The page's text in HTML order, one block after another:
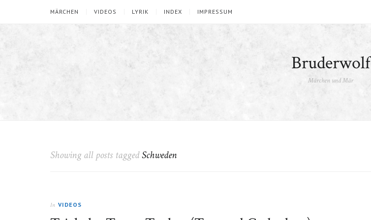
MÄRCHEN VIDEOS LYRIK INDEX IMPRESSUM
Bruderwolf
Märchen und Mär
Showing all posts taggedSchweden
In VIDEOS